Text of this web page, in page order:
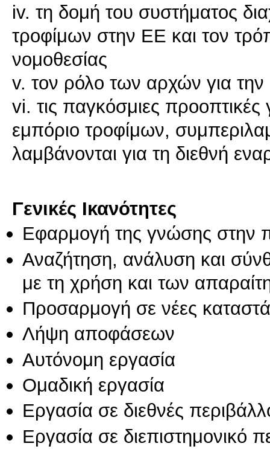
iv. τη δομή του συστήματος
τροφίμων στην ΕΕ και τον
νομοθεσίας
v. τον ρόλο των αρχών για
vi. τις παγκόσμιες προοπτικές
εμπόριο τροφίμων,
λαμβάνονται για τη διεθνή
Γενικές Ικανότητες
Εφαρμογή της γνώσης στην
Αναζήτηση, ανάλυση και
με τη χρήση και των
Προσαρμογή σε νέες
Λήψη αποφάσεων
Αυτόνομη εργασία
Ομαδική εργασία
Εργασία σε διεθνές
Εργασία σε διεπιστημονικό